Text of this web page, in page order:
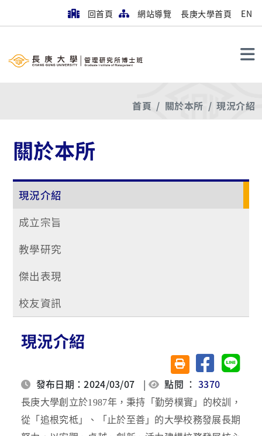
回首頁 網站導覽 長庚大學首頁 EN
首頁 關於本所 現況介紹
關於本所
現況介紹
成立宗旨
教學研究
傑出表現
校友資訊
現況介紹
友善列印(另開視窗)
分享至臉書分享
發布日期：2024/03/07 | 點閱 ：3370
長庚大學創立於1987年，秉持「勤勞樸實」的校訓，
從「追根究柢」、「止於至善」的大學校務發展長期